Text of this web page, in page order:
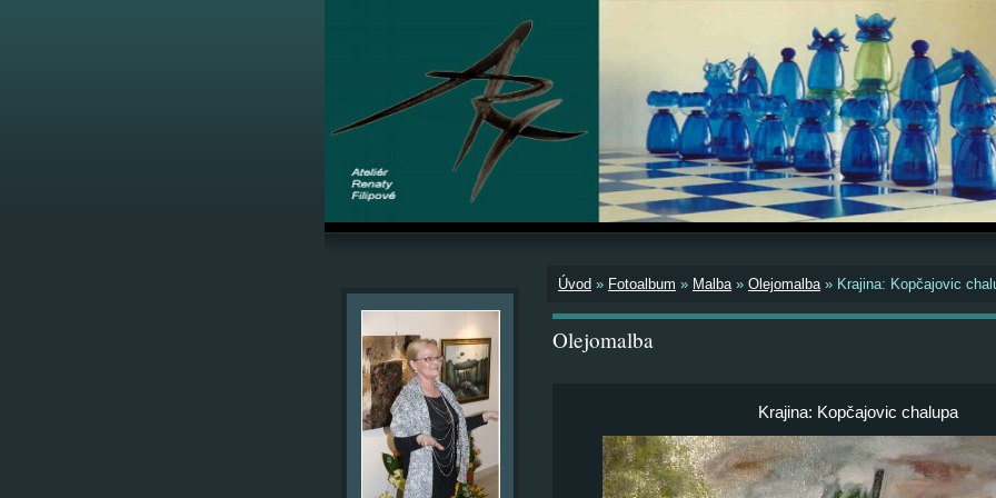
Úvod » Fotoalbum » Malba» Olejomalba» Krajina: Kopčajovic
Olejomalba
Krajina: Kopčajovic chalupa